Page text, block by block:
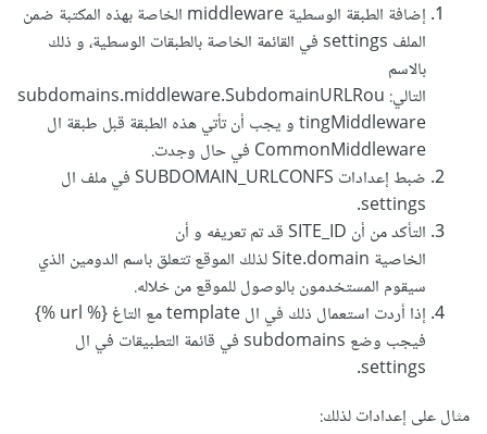
إضافة الطبقة الوسطية middleware الخاصة بهذه المكتبة ضمن
الملف settings في القائمة الخاصة بالطبقات الوسطية، و ذلك
بالاسم
التالي: subdomains.middleware.SubdomainURLRou
tingMiddleware و يجب أن تأتي هذه الطبقة قبل طبقة ال
CommonMiddleware في حال وجدت.
ضبط إعدادات SUBDOMAIN_URLCONFS في ملف ال
settings.
التأكد من أن SITE_ID قد تم تعريفه و أن
الخاصية Site.domain لذلك الموقع تتعلق باسم الدومين الذي
سيقوم المستخدمون بالوصول للموقع من خلاله.
إذا أردت استعمال ذلك في ال template مع التاغ {% url %}
فيجب وضع subdomains في قائمة التطبيقات في ال
settings.
مثال على إعدادات لذلك: